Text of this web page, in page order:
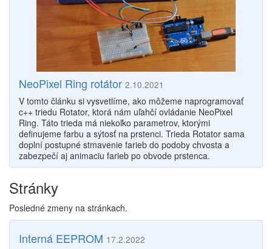
NeoPixel Ring rotátor 2.10.2021
V tomto článku si vysvetlíme, ako môžeme naprogramovať
c++ triedu Rotator, ktorá nám uľahčí ovládanie NeoPixel
Ring. Táto trieda má niekoľko parametrov, ktorými
definujeme farbu a sýtosť na prstenci. Trieda Rotator sama
doplní postupné stmavenie farieb do podoby chvosta a
zabezpečí aj animaciu farieb po obvode prstenca.
Stránky
Posledné zmeny na stránkach.
Interná EEPROM 17.2.2022